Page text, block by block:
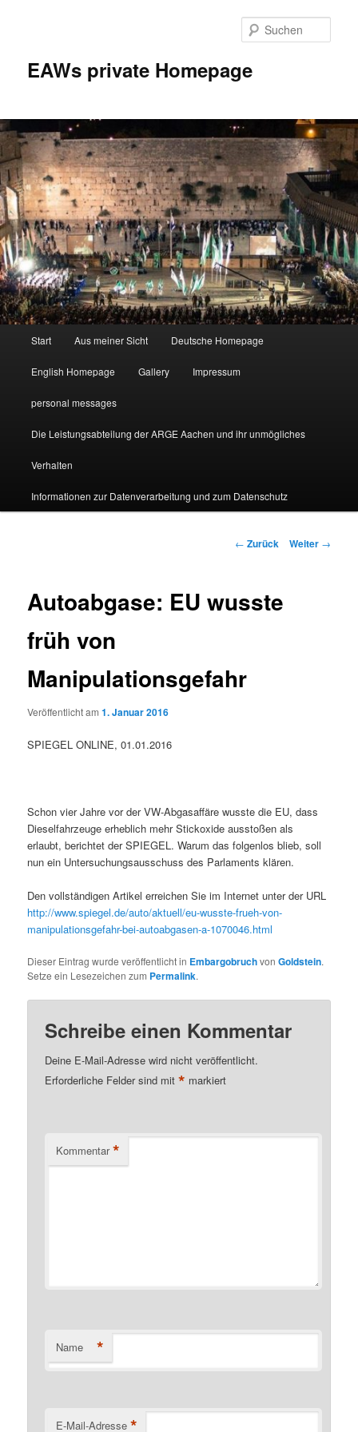
EAWs private Homepage
Start Aus meiner Sicht Deutsche Homepage
English Homepage Gallery Impressum
personal messages
Die Leistungsabteilung der ARGE Aachen und ihr unmögliches
Verhalten
Informationen zur Datenverarbeitung und zum Datenschutz
Beitragsnavigation
← Zurück Weiter →
Autoabgase: EU wusste
früh von
Manipulationsgefahr
Veröffentlicht am1. Januar 2016
SPIEGEL ONLINE, 01.01.2016
Schon vier Jahre vor der VW-Abgasaffäre wusste die EU, dass
Dieselfahrzeuge erheblich mehr Stickoxide ausstoßen als
erlaubt, berichtet der SPIEGEL. Warum das folgenlos blieb, soll
nun ein Untersuchungsausschuss des Parlaments klären.
Den vollständigen Artikel erreichen Sie im Internet unter der URL
http://www.spiegel.de/auto/aktuell/eu-wusste-frueh-von-
manipulationsgefahr-bei-autoabgasen-a-1070046.html
Dieser Eintrag wurde veröffentlicht in EmbargobruchvonGoldstein.
Setze ein Lesezeichen zum Permalink.
Schreibe einen Kommentar
Deine E-Mail-Adresse wird nicht veröffentlicht.
Erforderliche Felder sind mit* markiert
Kommentar *
Name *
E-Mail-Adresse *